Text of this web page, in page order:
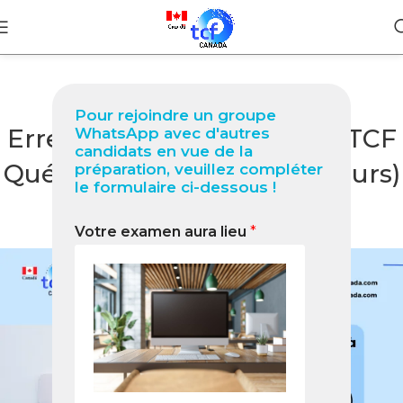
Pour rejoindre un groupe
WhatsApp avec d'autres
candidats en vue de la
préparation, veuillez compléter
le formulaire ci-dessous !
Votre examen aura lieu *
BLOG
Erreurs à Éviter à l’Oral du TCF
Québec (Selon les Correcteurs)
NabilOn août 10, 2025